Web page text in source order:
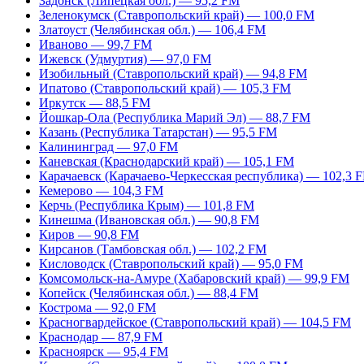
Зеленокумск (Ставропольский край) — 100,0 FM
Златоуст (Челябинская обл.) — 106,4 FM
Иваново — 99,7 FM
Ижевск (Удмуртия) — 97,0 FM
Изобильный (Ставропольский край) — 94,8 FM
Ипатово (Ставропольский край) — 105,3 FM
Иркутск — 88,5 FM
Йошкар-Ола (Республика Марий Эл) — 88,7 FM
Казань (Республика Татарстан) — 95,5 FM
Калининград — 97,0 FM
Каневская (Краснодарский край) — 105,1 FM
Карачаевск (Карачаево-Черкесская республика) — 102,3
Кемерово — 104,3 FM
Керчь (Республика Крым) — 101,8 FM
Кинешма (Ивановская обл.) — 90,8 FM
Киров — 90,8 FM
Кирсанов (Тамбовская обл.) — 102,2 FM
Кисловодск (Ставропольский край) — 95,0 FM
Комсомольск-на-Амуре (Хабаровский край) — 99,9 FM
Копейск (Челябинская обл.) — 88,4 FM
Кострома — 92,0 FM
Красногвардейское (Ставропольский край) — 104,5 FM
Краснодар — 87,9 FM
Красноярск — 95,4 FM